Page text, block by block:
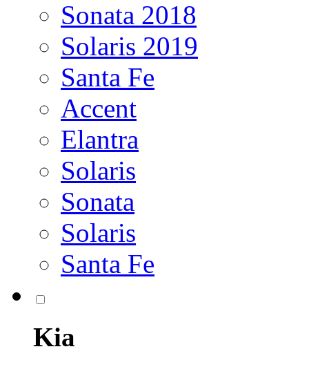
Sonata 2018
Solaris 2019
Santa Fe
Accent
Elantra
Solaris
Sonata
Solaris
Santa Fe
Kia